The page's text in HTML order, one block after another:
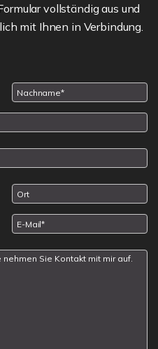
vollständig aus und
mit Ihnen in Verbindung.